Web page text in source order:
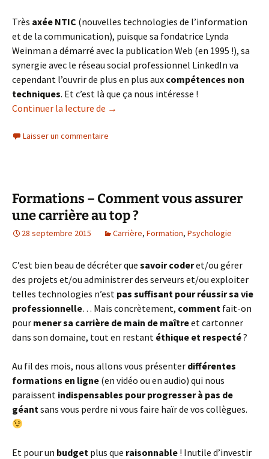
Très axée NTIC (nouvelles technologies de l’information
et de la communication), puisque sa fondatrice Lynda
Weinman a démarré avec la publication Web (en 1995 !), sa
synergie avec le réseau social professionnel LinkedIn va
cependant l’ouvrir de plus en plus aux compétences non
techniques. Et c’est là que ça nous intéresse !
Continuer la lecture de video2brain, la formation en ligne
→
Laisser un commentaire
Formations – Comment vous assurer
une carrière au top ?
28 septembre 2015 Carrière, Formation, Psychologie
C’est bien beau de décréter que savoir coderet/ou gérer
des projets et/ou administrer des serveurs et/ou exploiter
telles technologies n’est pas suffisant pour réussir sa vie
professionnelle… Mais concrètement, comment fait-on
pour mener sa carrière de main de maîtreet cartonner
dans son domaine, tout en restant éthique et respecté?
Au fil des mois, nous allons vous présenter différentes
formations en ligne (en vidéo ou en audio) qui nous
paraissent indispensables pour progresser à pas de
géantsans vous perdre ni vous faire haïr de vos collègues.
Et pour un budget plus que raisonnable ! Inutile d’investir